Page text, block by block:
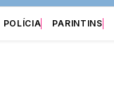
POLÍCIA PARINTINS